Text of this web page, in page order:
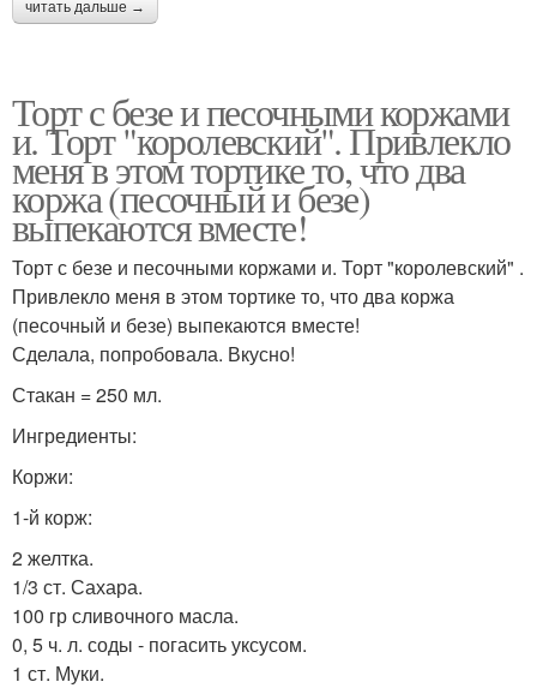
читать дальше →
Торт с безе и песочными коржами
и. Торт "королевский". Привлекло
меня в этом тортике то, что два
коржа (песочный и безе)
выпекаются вместе!
Торт с безе и песочными коржами и. Торт "королевский" .
Привлекло меня в этом тортике то, что два коржа
(песочный и безе) выпекаются вместе!
Сделала, попробовала. Вкусно!
Стакан = 250 мл.
Ингредиенты:
Коржи:
1-й корж:
2 желтка.
1/3 ст. Сахара.
100 гр сливочного масла.
0, 5 ч. л. соды - погасить уксусом.
1 ст. Муки.